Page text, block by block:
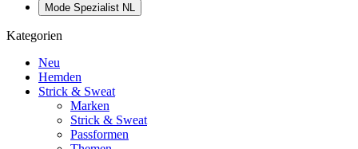
Mode Spezialist NL
Kategorien
Neu
Hemden
Strick & Sweat
Marken
Strick & Sweat
Passformen